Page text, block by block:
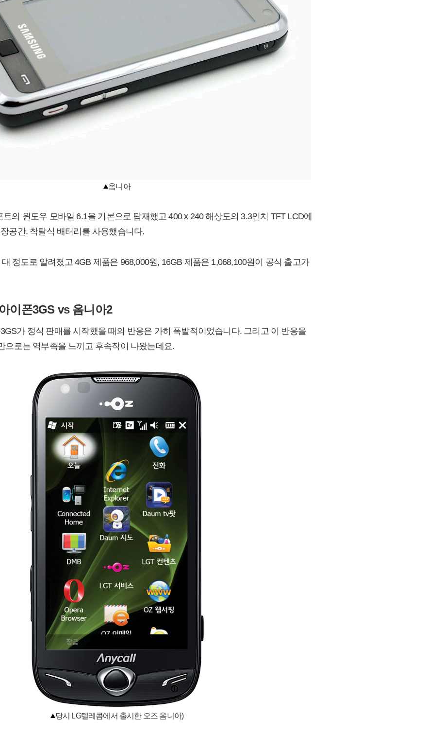
옴니아
의 윈도우 모바일 6.1을 기본으로 탑재했고 400 x 240 해상도의 3.3인치 TFT LCD에
공간, 착탈식 배터리를 사용했습니다.
정도로 알려졌고 4GB 제품은 968,000원, 16GB 제품은 1,068,100원이 공식 출고가
이폰3GS vs 옴니아2
가 정식 판매를 시작했을 때의 반응은 가히 폭발적이었습니다. 그리고 이 반응을
으로는 역부족을 느끼고 후속작이 나왔는데요.
당시 LG텔레콤에서 출시한 오즈 옴니아)